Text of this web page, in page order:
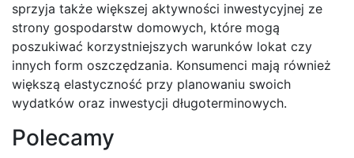
sprzyja także większej aktywności inwestycyjnej ze
strony gospodarstw domowych, które mogą
poszukiwać korzystniejszych warunków lokat czy
innych form oszczędzania. Konsumenci mają również
większą elastyczność przy planowaniu swoich
wydatków oraz inwestycji długoterminowych.
Polecamy